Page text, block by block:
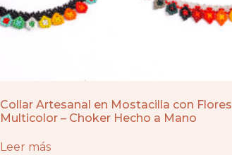
Collar Artesanal en Mostacilla con Flores
Multicolor – Choker Hecho a Mano
Leer más